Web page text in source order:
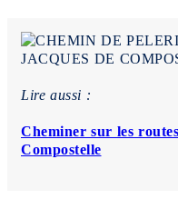
Lire aussi :
Cheminer sur les
Compostelle